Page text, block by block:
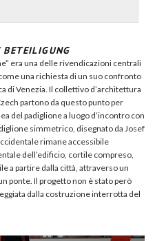
era una delle rivendicazioni centrali
una richiesta di un suo confronto
di Venezia. Il collettivo d’architettura
partono da questo punto per
del padiglione a luogo d’incontro con
simmetrico, disegnato da Josef
rimane accessibile
dell’edificio, cortile compreso,
a partire dalla città, attraverso un
ponte. Il progetto non è stato però
dalla costruzione interrotta del